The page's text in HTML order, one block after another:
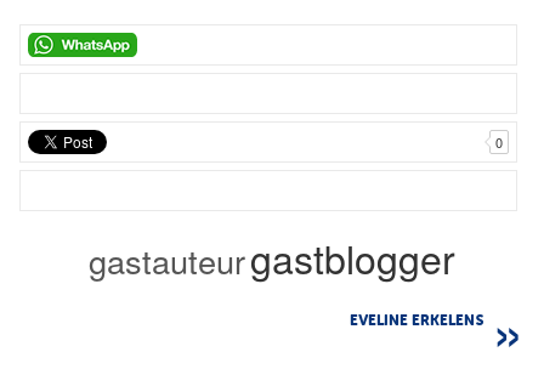
0
gastauteurgastblogger
EVELINE ERKELENS